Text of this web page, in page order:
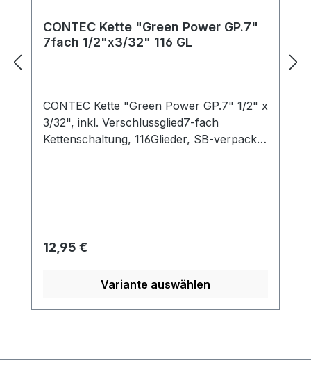
CONTEC Kette "Green Power GP.7"
7fach 1/2"x3/32" 116 GL
CONTEC Kette "Green Power GP.7" 1/2" x
3/32", inkl. Verschlussglied7-fach
Kettenschaltung, 116Glieder, SB-verpackt,
Regulärer Preis:
12,95 €
Variante auswählen